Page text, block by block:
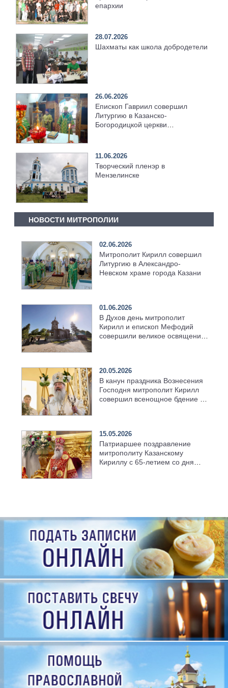
епархии
28.07.2026
Шахматы как школа добродетели
26.06.2026
Епископ Гавриил совершил
Литургию в Казанско-
Богородицкой церкви
11.06.2026
Творческий пленэр в
Мензелинске
НОВОСТИ МИТРОПОЛИИ
02.06.2026
Митрополит Кирилл совершил
Литургию в Александро-
Невском храме города Казани
01.06.2026
В Духов день митрополит
Кирилл и епископ Мефодий
совершили великое освящение
20.05.2026
В канун праздника Вознесения
Господня митрополит Кирилл
совершил всенощное бдение в
15.05.2026
Патриаршее поздравление
митрополиту Казанскому
Кириллу с 65-летием со дня